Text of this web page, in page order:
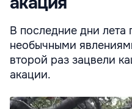
В последние дни лета
необычными
второй раз зацвели
акации.